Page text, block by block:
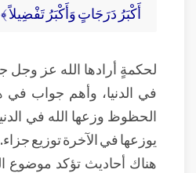
أَكْبَرُ دَرَجَاتٍ وَأَكْبَرُ تَفْضِيلاً ﴾
لحكمةٍ أرادها الله عز
في الدنيا، وأهم جواب
الحظوظ وزعها الله في
يوزعها في الآخرة توزيع جزاء.
هناك أحاديث تؤكد موضوع